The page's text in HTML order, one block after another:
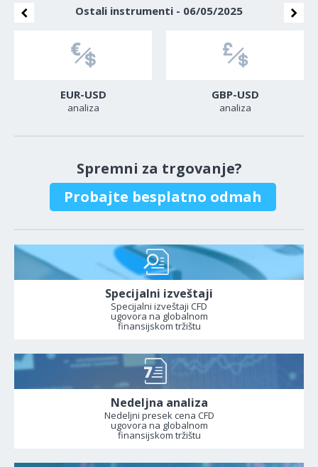
Ostali instrumenti - 06/05/2025
EUR-USD
analiza
GBP-USD
analiza
Spremni za trgovanje?
Probajte besplatno odmah
Specijalni izveštaji
Specijalni izveštaji CFD
ugovora na globalnom
finansijskom tržištu
Nedeljna analiza
Nedeljni presek cena CFD
ugovora na globalnom
finansijskom tržištu